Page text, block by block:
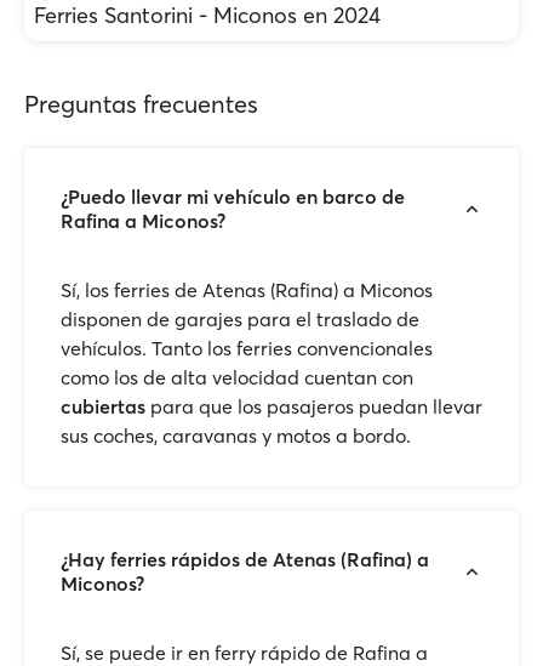
Ferries Santorini - Miconos en 2024
Preguntas frecuentes
¿Puedo llevar mi vehículo en barco de
Rafina a Miconos?
Sí, los ferries de Atenas (Rafina) a Miconos
disponen de garajes para el traslado de
vehículos. Tanto los ferries convencionales
como los de alta velocidad cuentan con
cubiertas para que los pasajeros puedan llevar
sus coches, caravanas y motos a bordo.
¿Hay ferries rápidos de Atenas (Rafina) a
Miconos?
Sí, se puede ir en ferry rápido de Rafina a